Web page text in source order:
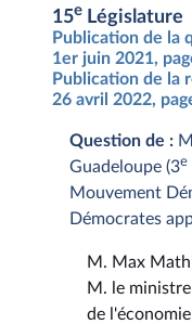
15e Législature
Publication de la
1er juin 2021,
Publication de la
26 avril 2022,
Question de :
Guadeloupe (3e
Mouvement
Démocrates
M. Max
M. le
de